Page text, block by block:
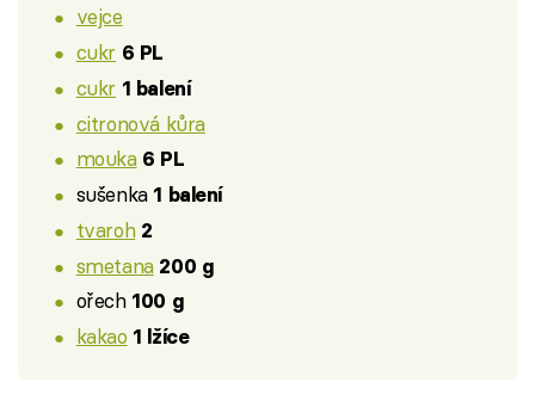
vejce
cukr 6 PL
cukr 1 balení
citronová kůra
mouka 6 PL
sušenka 1 balení
tvaroh 2
smetana 200 g
ořech 100 g
kakao 1 lžíce